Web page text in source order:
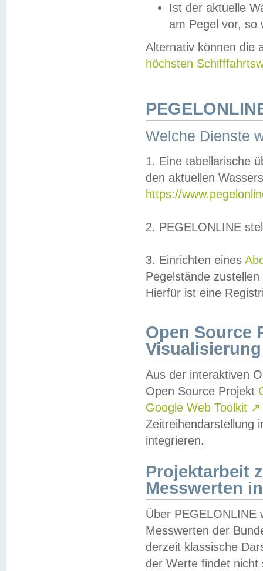
Ist der aktuelle
am Pegel vor,
Alternativ können die
höchsten
Welche Dienste
1. Eine tabellarische
den aktuellen
https://
2. PEGELONLINE
3. Einrichten eines
Pegelstände
Hierfür ist eine
Open Source
Visualisierung
Aus der interaktiven
Open Source Projekt
Google Web Toolkit ↗
Zeitreihendarstellung
integrieren.
Projektarbeit
Messwerten
Über PEGELONLINE
Messwerten der
derzeit klassische
der Werte findet